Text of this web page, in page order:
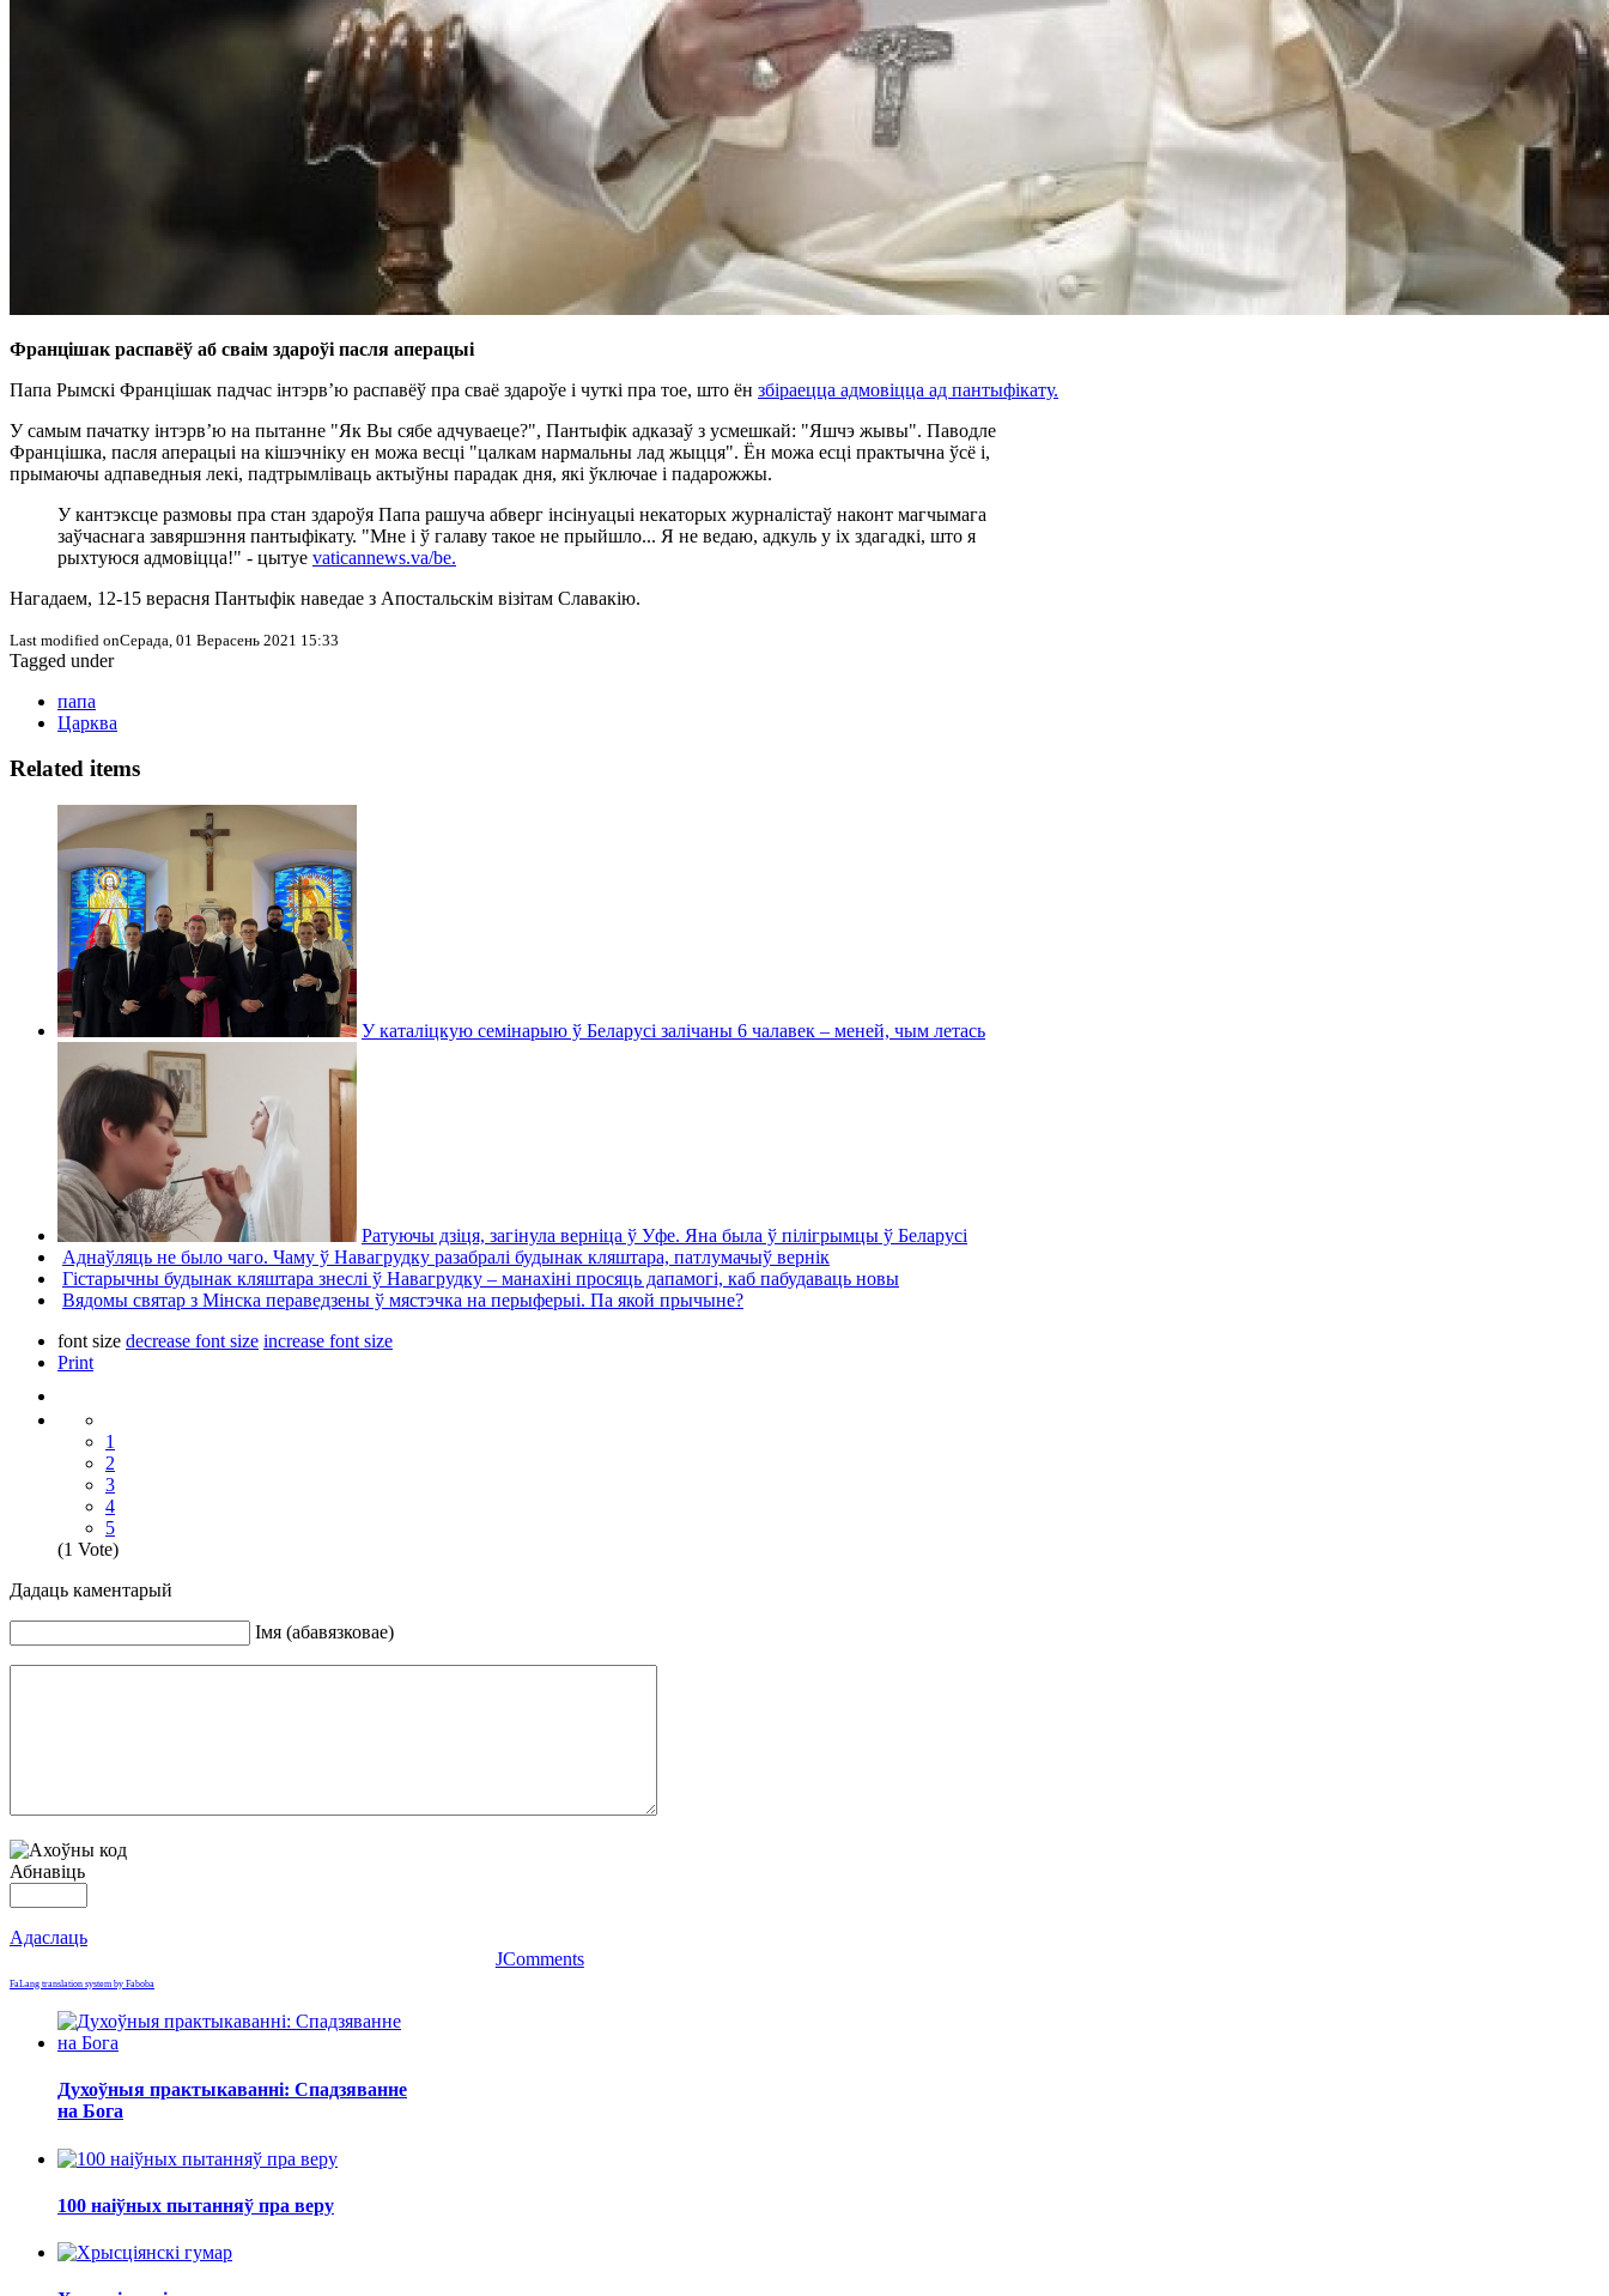
Францішак распавёў аб сваім здароўі пасля аперацыі
Папа Рымскі Францішак падчас інтэрв’ю распавёў пра сваё здароўе і чуткі пра тое, што ён збіраецца адмовіцца ад пантыфікату.
У самым пачатку інтэрв’ю на пытанне "Як Вы сябе адчуваеце?", Пантыфік адказаў з усмешкай: "Яшчэ жывы". Паводле
Францішка, пасля аперацыі на кішэчніку ен можа весці "цалкам нармальны лад жыцця". Ён можа есці практычна ўсё і,
прымаючы адпаведныя лекі, падтрымліваць актыўны парадак дня, які ўключае і падарожжы.
У кантэксце размовы пра стан здароўя Папа рашуча абверг інсінуацыі некаторых журналістаў наконт магчымага
заўчаснага завяршэння пантыфікату. "Мне і ў галаву такое не прыйшло... Я не ведаю, адкуль у іх здагадкі, што я
рыхтуюся адмовіцца!" - цытуе vaticannews.va/be.
Нагадаем, 12-15 верасня Пантыфік наведае з Апостальскім візітам Славакію.
Last modified onСерада, 01 Верасень 2021 15:33
Tagged under
папа
Царква
Related items
У каталіцкую семінарыю ў Беларусі залічаны 6 чалавек – меней, чым летась
Ратуючы дзіця, загінула верніца ў Уфе. Яна была ў пілігрымцы ў Беларусі
Аднаўляць не было чаго. Чаму ў Навагрудку разабралі будынак кляштара, патлумачыў вернік
Гістарычны будынак кляштара знеслі ў Навагрудку – манахіні просяць дапамогі, каб пабудаваць новы
Вядомы святар з Мінска пераведзены ў мястэчка на перыферыі. Па якой прычыне?
font size decrease font size increase font size
Print
1
2
3
4
5
(1 Vote)
Дадаць каментарый
Iмя (абавязковае)
Абнавіць
Адаслаць
JComments
FaLang translation system by Faboba
Духоўныя практыкаванні: Спадзяванне
на Бога
100 наіўных пытанняў пра веру